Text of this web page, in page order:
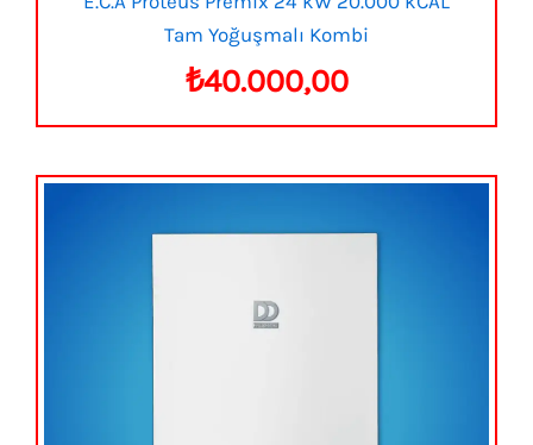
Tam Yoğuşmalı Kombi
₺40.000,00